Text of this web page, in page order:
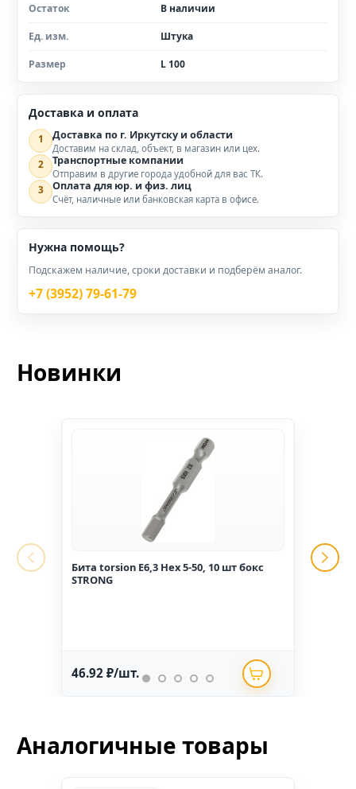
Остаток В наличии
Ед. изм. Штука
Размер L 100
Доставка и оплата
1 Доставка по г. Иркутску и области
Доставим на склад, объект, в магазин или цех.
2 Транспортные компании
Отправим в другие города удобной для вас ТК.
3 Оплата для юр. и физ. лиц
Счёт, наличные или банковская карта в офисе.
Нужна помощь?
Подскажем наличие, сроки доставки и подберём аналог.
+7 (3952) 79-61-79
Новинки
Бита torsion E6,3 Hex 5-50, 10 шт бокс
STRONG
46.92 ₽/шт.
Аналогичные товары